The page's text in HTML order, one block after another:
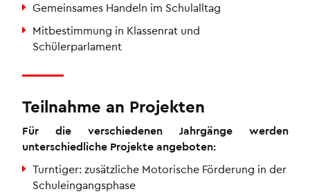
Gemeinsames Handeln im Schulalltag
Mitbestimmung in Klassenrat und
Schülerparlament
Teilnahme an Projekten
Für die verschiedenen Jahrgänge werden
unterschiedliche Projekte angeboten:
Turntiger: zusätzliche Motorische Förderung in der
Schuleingangsphase